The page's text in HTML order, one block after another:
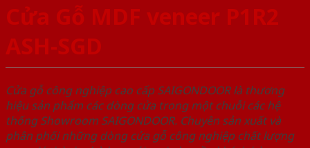
Cửa Gỗ MDF veneer P1R2
ASH-SGD
Cửa gỗ công nghiệp cao cấp SAIGONDOOR là thương
hiệu sản phẩm các dòng cửa trong một chuỗi các hệ
thống Showroom SAIGONDOOR. Chuyên sản xuất và
phân phối những dòng cửa gỗ công nghiệp chất lượng